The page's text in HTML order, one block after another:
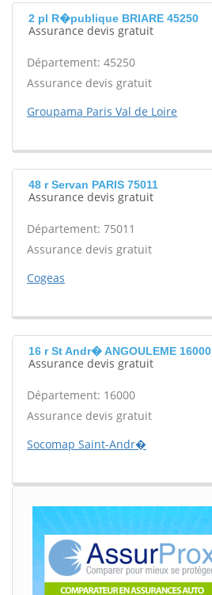
2 pl R�publique BRIARE 45250
Assurance devis gratuit
Département: 45250
Assurance devis gratuit
Groupama Paris Val de Loire
48 r Servan PARIS 75011
Assurance devis gratuit
Département: 75011
Assurance devis gratuit
Cogeas
16 r St Andr� ANGOULEME 16000
Assurance devis gratuit
Département: 16000
Assurance devis gratuit
Socomap Saint-Andr�